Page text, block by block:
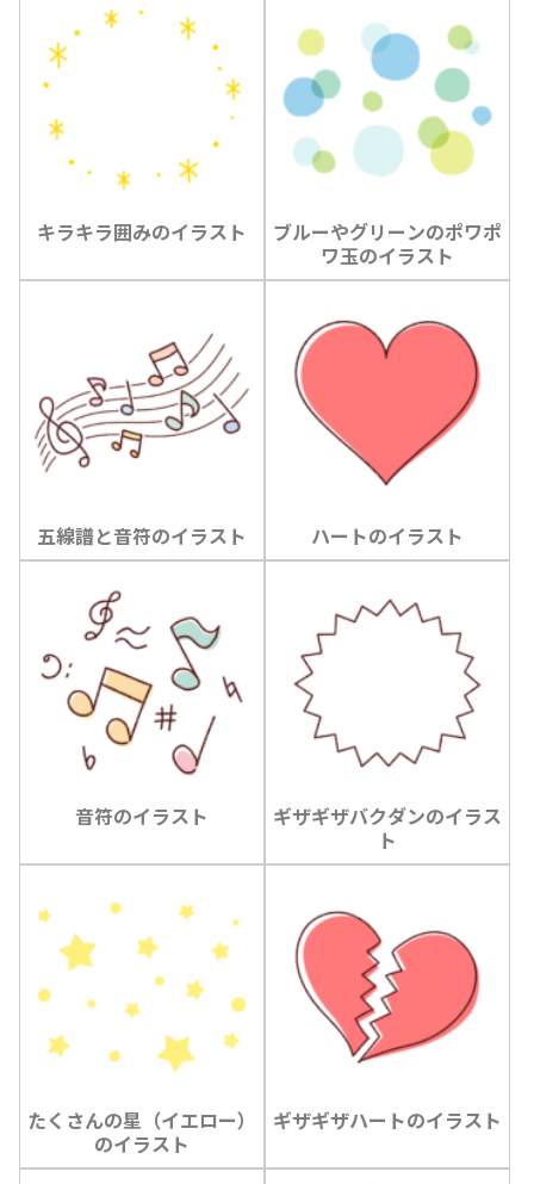
キラキラ囲みのイラスト
ブルーやグリーンのポワポ
ワ玉のイラスト
五線譜と音符のイラスト ハートのイラスト
音符のイラスト
ギザギザバクダンのイラス
ト
たくさんの星（イエロー）
のイラスト
ギザギザハートのイラスト